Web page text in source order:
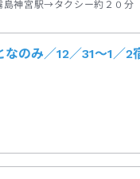
島神宮駅→タクシー約２０分
のみ／12／31～1／2